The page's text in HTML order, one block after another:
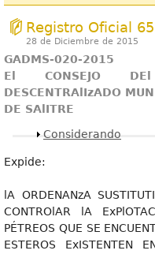
Registro Oficial
28 de Diciembre de 2015
GADMS-020-2015
El CONSEJO DEl
DESCENTRAlIzADO
DE SAlITRE
Mostrar
Considerando
Expide:
lA ORDENANzA
CONTROlAR lA
PÉTREOS QUE SE
ESTEROS ExISTENTEN